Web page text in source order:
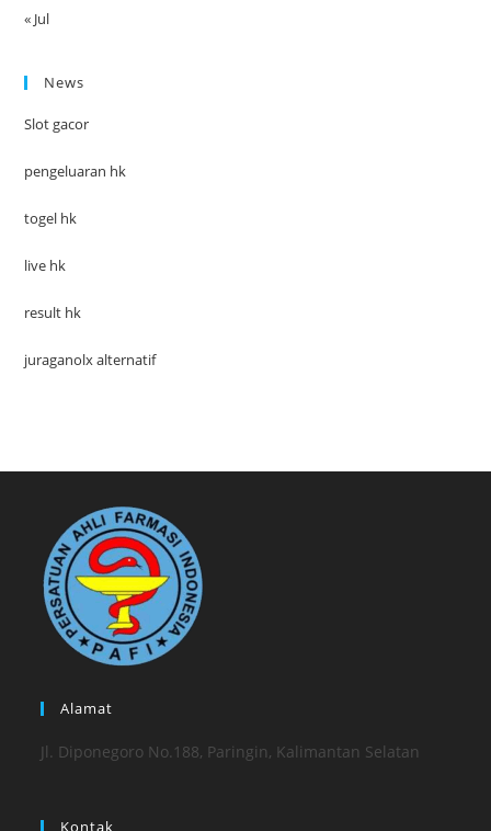
« Jul
News
Slot gacor
pengeluaran hk
togel hk
live hk
result hk
juraganolx alternatif
Alamat
Jl. Diponegoro No.188, Paringin, Kalimantan Selatan
Kontak